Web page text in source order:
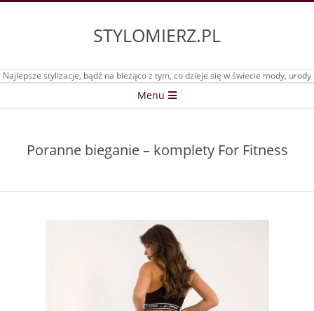
STYLOMIERZ.PL
Najlepsze stylizacje, bądź na bieżąco z tym, co dzieje się w świecie mody, urody
Menu
Poranne bieganie – komplety For Fitness